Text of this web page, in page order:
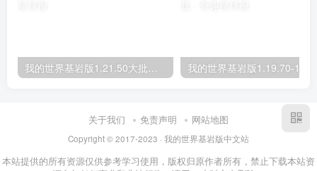
我的世界基岩版1.21.50大批量合成 Mass Crafter 材质包下载
关于我们 免责声明 网站地图
Copyright © 2017-2023 · 我的世界基岩版中文站
本站提供的所有资源仅供参考学习使用，版权归原作者所有，禁止下载本站资